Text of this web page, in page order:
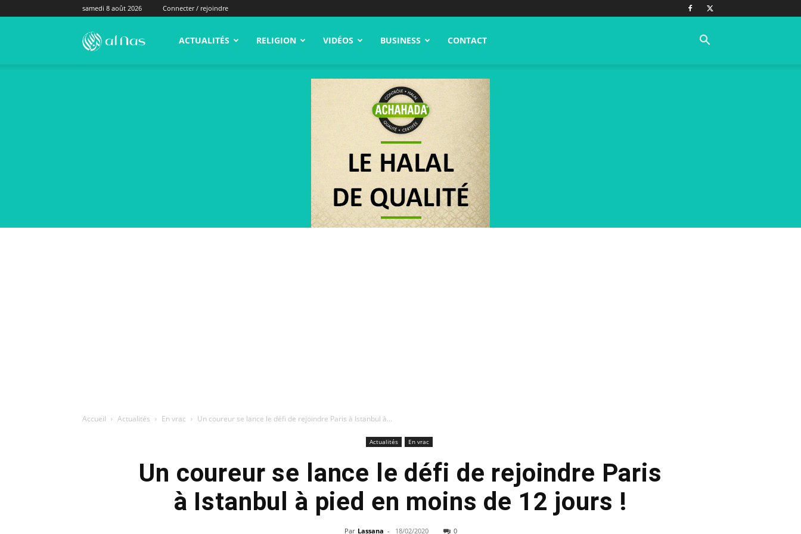
samedi 8 août 2026 Connecter / rejoindre
alNas.fr ACTUALITÉS RELIGION VIDÉOS BUSINESS CONTACT
Accueil Actualités En vrac Un coureur se lance le défi de rejoindre Paris à Istanbul à...
Actualités En vrac
Un coureur se lance le défi de rejoindre Paris
à Istanbul à pied en moins de 12 jours !
Par Lassana - 18/02/2020 0